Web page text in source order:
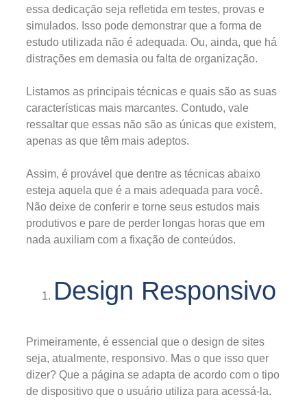
essa dedicação seja refletida em testes, provas e
simulados. Isso pode demonstrar que a forma de
estudo utilizada não é adequada. Ou, ainda, que há
distrações em demasia ou falta de organização.
Listamos as principais técnicas e quais são as suas
características mais marcantes. Contudo, vale
ressaltar que essas não são as únicas que existem,
apenas as que têm mais adeptos.
Assim, é provável que dentre as técnicas abaixo
esteja aquela que é a mais adequada para você.
Não deixe de conferir e torne seus estudos mais
produtivos e pare de perder longas horas que em
nada auxiliam com a fixação de conteúdos.
Design Responsivo
Primeiramente, é essencial que o design de sites
seja, atualmente, responsivo. Mas o que isso quer
dizer? Que a página se adapta de acordo com o tipo
de dispositivo que o usuário utiliza para acessá-la.